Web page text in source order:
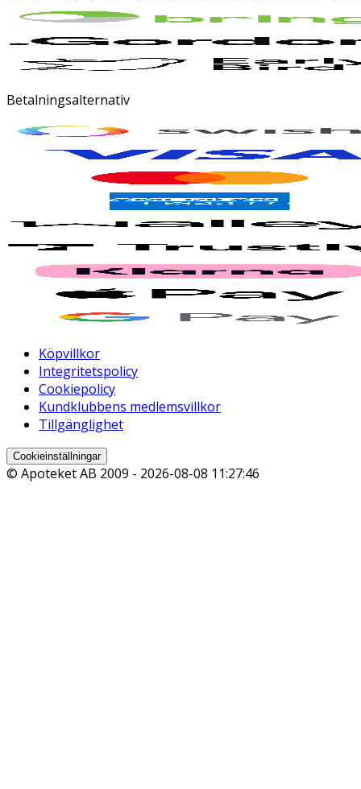
Betalningsalternativ
Köpvillkor
Integritetspolicy
Cookiepolicy
Kundklubbens medlemsvillkor
Tillgänglighet
Cookieinställningar
© Apoteket AB 2009 - 2026-08-08 11:27:46